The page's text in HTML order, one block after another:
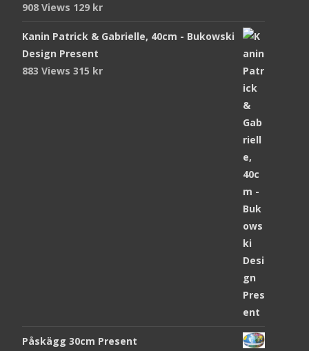
908 Views 129 kr
Kanin Patrick & Gabrielle, 40cm - Bukowski
Design Present
883 Views 315 kr
Påskägg 30cm Present